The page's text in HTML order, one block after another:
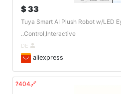
33 $
Tuya Smart AI Plush Robot w/LED
Control,Interactive..
aliexpress
🔗404?